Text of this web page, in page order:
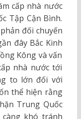
cấp nhà nước
Tập Cận Bình.
đối chuyến
đây Bắc Kinh
Kông và vấn
nhà nước tới
to lớn đối với
thể hiện rằng
Trung Quốc
khó tránh